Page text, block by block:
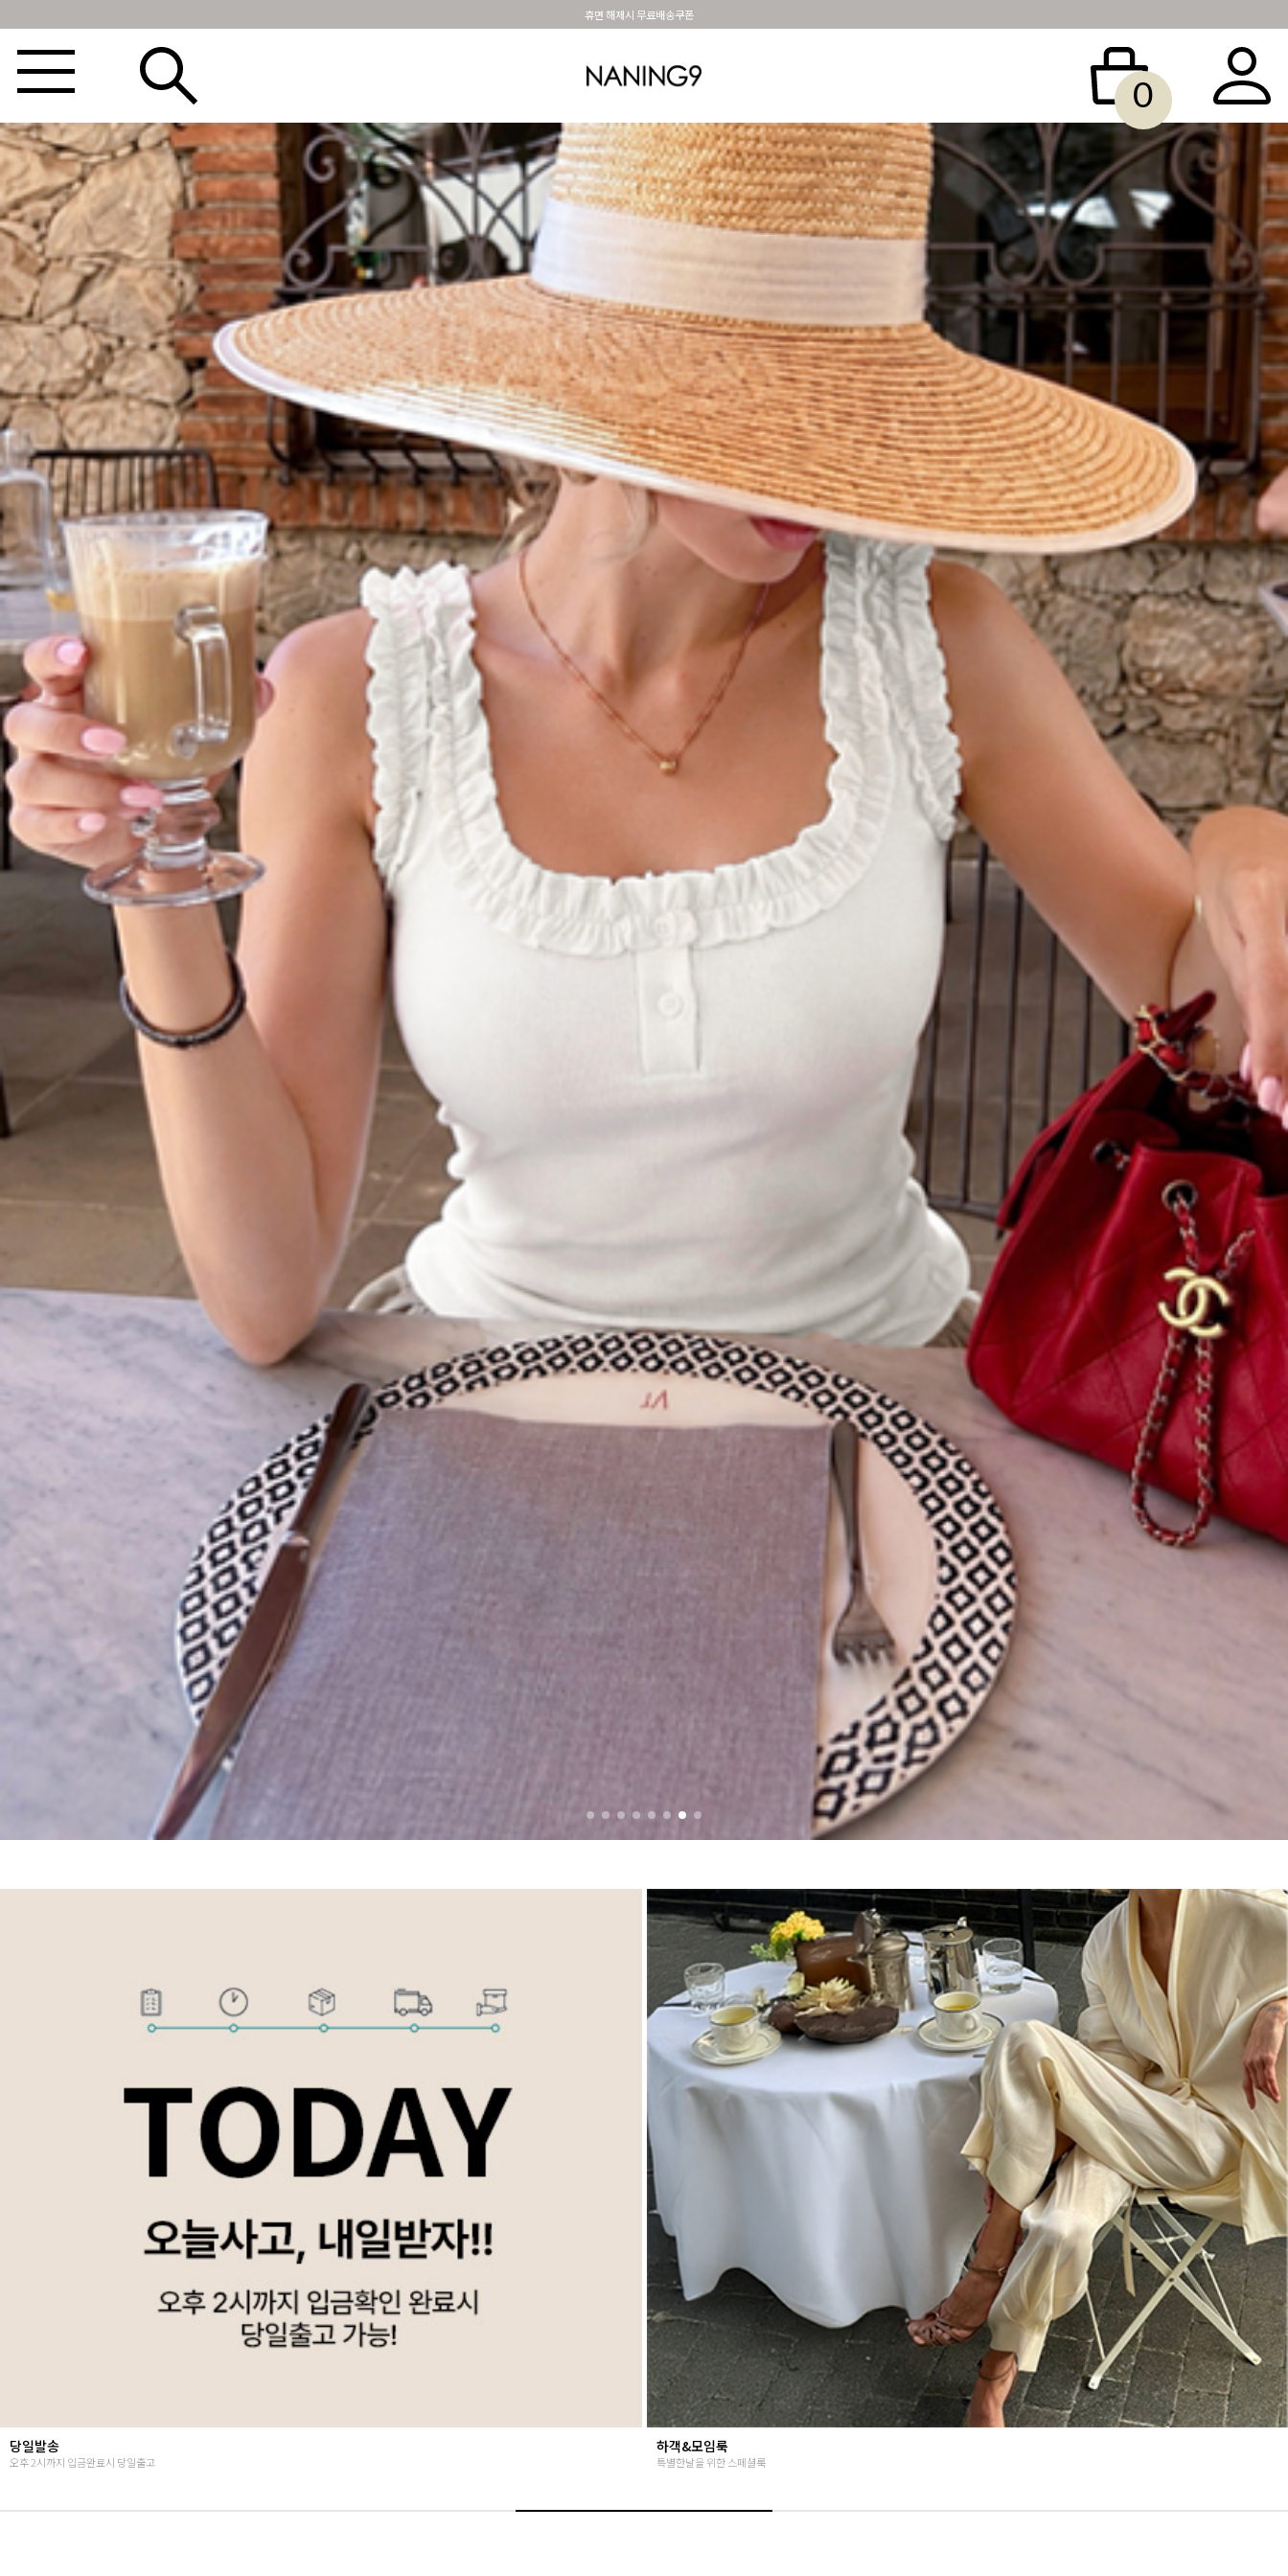
BEST 포토리뷰 - 매주 2명추첨 3만원쿠폰
0
BEST100🤍 NEW5% 베스트재진행 썸머여행룩 아울렛 하객&모임룩 OUTER TOP DRESS&SKIRT PANTS 세트아이템 MADE N9 SHOES & BAG ACCESSORY SALE 빅사이즈
Summer vibes
난닝구의 뉴시즌 감성룩
베스트재진행
고객님들이 인정해주신 Steady seller